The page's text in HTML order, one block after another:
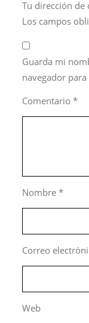
Tu dirección de
Los campos
Guarda mi
navegador
Comentario*
Nombre*
Correo
Web